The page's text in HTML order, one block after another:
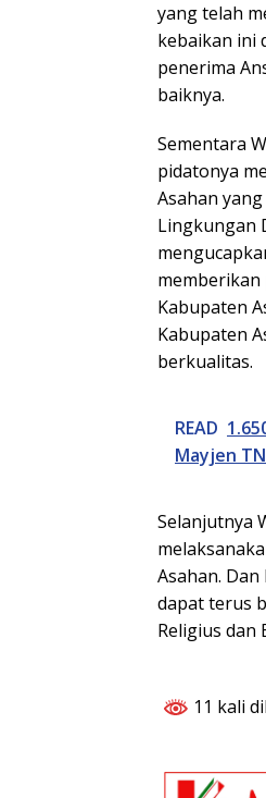
yang telah
kebaikan ini
penerima
baiknya.
Sementara
pidatonya
Asahan
Lingkungan
memberikan
Kabupaten
Kabupaten
berkualitas.
READ
Mayjen
Selanjutnya
Asahan.
dapat terus
Religius dan
11 kali